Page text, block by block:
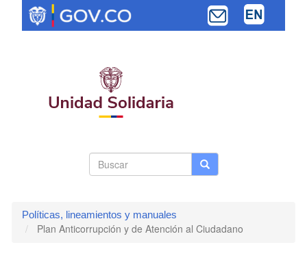
contenido
Buscar Buscar
Políticas, lineamientos y manuales
Plan Anticorrupción y de Atención al Ciudadano